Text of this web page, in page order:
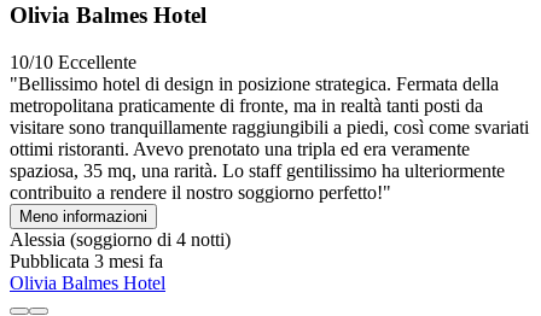
Olivia Balmes Hotel
10/10 Eccellente
"Bellissimo hotel di design in posizione strategica. Fermata della
metropolitana praticamente di fronte, ma in realtà tanti posti da
visitare sono tranquillamente raggiungibili a piedi, così come svariati
ottimi ristoranti. Avevo prenotato una tripla ed era veramente
spaziosa, 35 mq, una rarità. Lo staff gentilissimo ha ulteriormente
contribuito a rendere il nostro soggiorno perfetto!"
Meno informazioni
Alessia (soggiorno di 4 notti)
Pubblicata 3 mesi fa
Olivia Balmes Hotel